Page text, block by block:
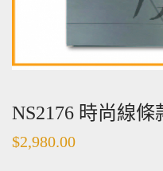
NS2176 時尚線條
$2,980.00